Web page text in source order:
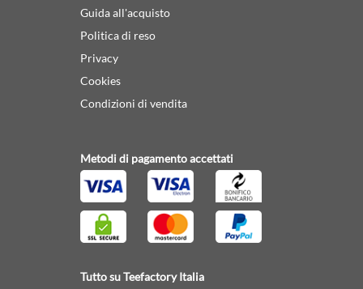
Guida all'acquisto
Politica di reso
Privacy
Cookies
Condizioni di vendita
Metodi di pagamento accettati
Tutto su Teefactory Italia